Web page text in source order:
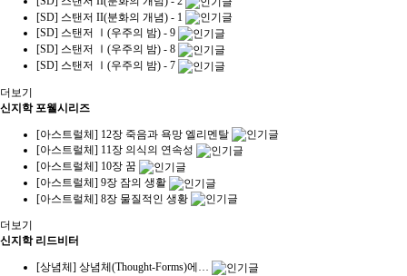
[SD] 스탠저 II(분화의 개념) - 1
[SD] 스탠저 Ⅰ(우주의 밤) - 9
[SD] 스탠저 Ⅰ(우주의 밤) - 8
[SD] 스탠저 Ⅰ(우주의 밤) - 7
더보기
신지학 포웰시리즈
[아스트럴체] 12장 죽음과 욕망 엘리멘탈
[아스트럴체] 11장 의식의 연속성
[아스트럴체] 10장 꿈
[아스트럴체] 9장 잠의 생활
[아스트럴체] 8장 물질적인 생황
더보기
신지학 리드비터
[상념체] 상념체(Thought-Forms)에…